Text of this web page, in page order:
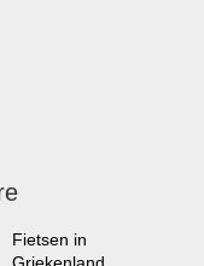
Fietsen in